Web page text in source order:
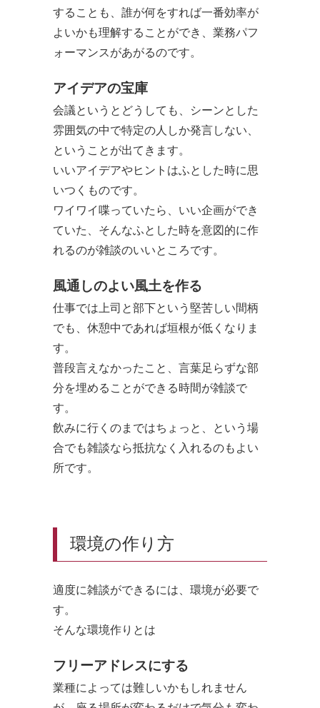
することも、誰が何をすれば一番効率が
よいかも理解することができ、業務パフ
ォーマンスがあがるのです。
アイデアの宝庫
会議というとどうしても、シーンとした
雰囲気の中で特定の人しか発言しない、
ということが出てきます。
いいアイデアやヒントはふとした時に思
いつくものです。
ワイワイ喋っていたら、いい企画ができ
ていた、そんなふとした時を意図的に作
れるのが雑談のいいところです。
風通しのよい風土を作る
仕事では上司と部下という堅苦しい間柄
でも、休憩中であれば垣根が低くなりま
す。
普段言えなかったこと、言葉足らずな部
分を埋めることができる時間が雑談で
す。
飲みに行くのまではちょっと、という場
合でも雑談なら抵抗なく入れるのもよい
所です。
環境の作り方
適度に雑談ができるには、環境が必要で
す。
そんな環境作りとは
フリーアドレスにする
業種によっては難しいかもしれません